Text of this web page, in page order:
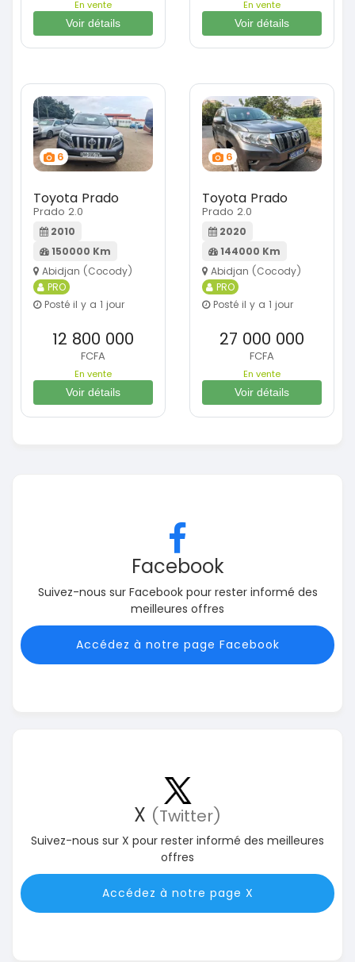
En vente
Voir détails
En vente
Voir détails
6
Toyota Prado
Prado 2.0
2010
150000 Km
Abidjan (Cocody)
PRO
Posté il y a 1 jour
12 800 000
FCFA
En vente
Voir détails
6
Toyota Prado
Prado 2.0
2020
144000 Km
Abidjan (Cocody)
PRO
Posté il y a 1 jour
27 000 000
FCFA
En vente
Voir détails
Facebook
Suivez-nous sur Facebook pour rester informé des
meilleures offres
Accédez à notre page Facebook
X (Twitter)
Suivez-nous sur X pour rester informé des meilleures
offres
Accédez à notre page X